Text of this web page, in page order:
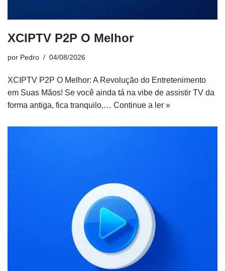
XCIPTV P2P O Melhor
por Pedro 04/08/2026
XCIPTV P2P O Melhor: A Revolução do Entretenimento
em Suas Mãos! Se você ainda tá na vibe de assistir TV da
forma antiga, fica tranquilo,… Continue a ler »